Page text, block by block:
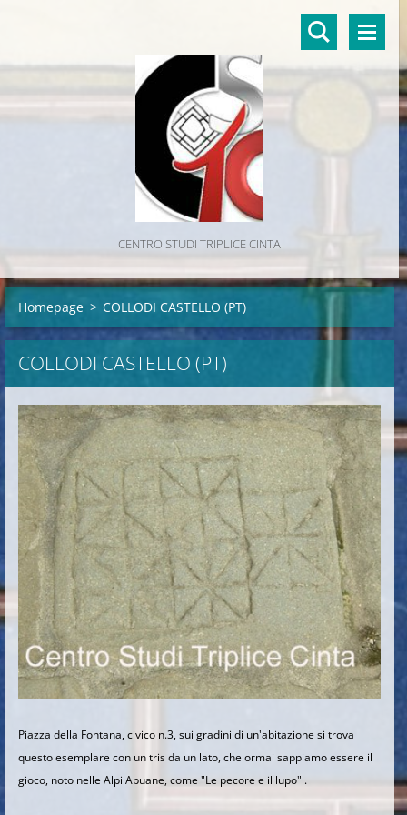
CENTRO STUDI TRIPLICE CINTA
Homepage > COLLODI CASTELLO (PT)
COLLODI CASTELLO (PT)
Piazza della Fontana, civico n.3, sui gradini di un'abitazione si trova
questo esemplare con un tris da un lato, che ormai sappiamo essere il
gioco, noto nelle Alpi Apuane, come "Le pecore e il lupo" .